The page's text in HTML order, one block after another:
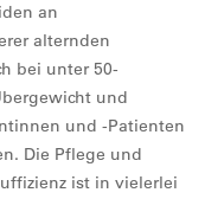
an
alternden
bei unter 50-
und
und -Patienten
Die Pflege und
ist in vielerlei